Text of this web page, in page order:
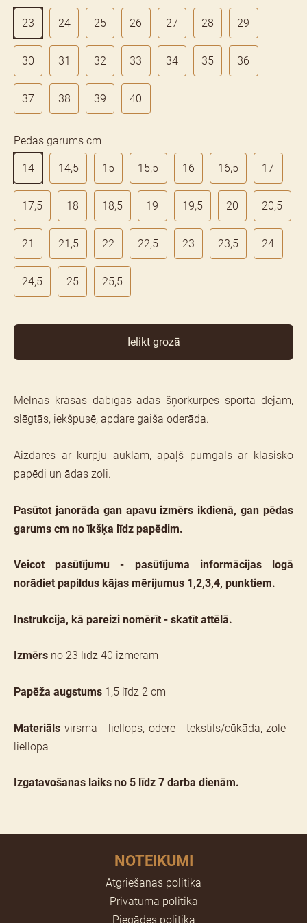
23 24 25 26 27 28 29
30 31 32 33 34 35 36
37 38 39 40
Pēdas garums cm
14 14,5 15 15,5 16 16,5 17
17,5 18 18,5 19 19,5 20 20,5
21 21,5 22 22,5 23 23,5 24
24,5 25 25,5
Ielikt grozā
Melnas krāsas dabīgās ādas šņorkurpes sporta dejām,
slēgtās, iekšpusē, apdare gaiša oderāda.
Aizdares ar kurpju auklām, apaļš purngals ar klasisko
papēdi un ādas zoli.
Pasūtot janorāda gan apavu izmērs ikdienā, gan pēdas
garums cm no īkšķa līdz papēdim.
Veicot pasūtījumu - pasūtījuma informācijas logā
norādiet papildus kājas mērijumus 1,2,3,4, punktiem.
Instrukcija, kā pareizi nomērīt - skatīt attēlā.
Izmērs no 23 līdz 40 izmēram
Papēža augstums 1,5 līdz 2 cm
Materiāls virsma - liellops, odere - tekstils/cūkāda, zole -
liellopa
Izgatavošanas laiks no 5 līdz 7 darba dienām.
NOTEIKUMI
Atgriešanas politika
Privātuma politika
Piegādes politika